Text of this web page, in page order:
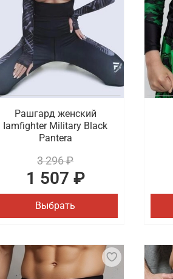
Рашгард женский
Iamfighter Military Black
Pantera
3 296 ₽
1 507 ₽
Выбрать